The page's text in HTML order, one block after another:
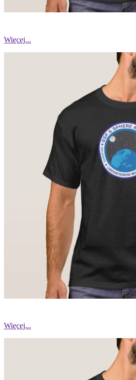
Więcej...
Więcej...